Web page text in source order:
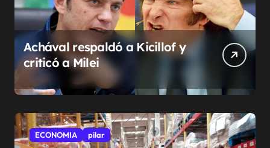
Achával respaldó a Kicillof y
criticó a Milei
ECONOMIA pilar